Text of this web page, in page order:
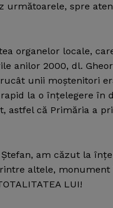
următoarele, spre
organelor locale,
anilor 2000, dl.
unii moştenitori
la o înţelegere în
astfel că Primăria a
am căzut la
altele,
LUI!